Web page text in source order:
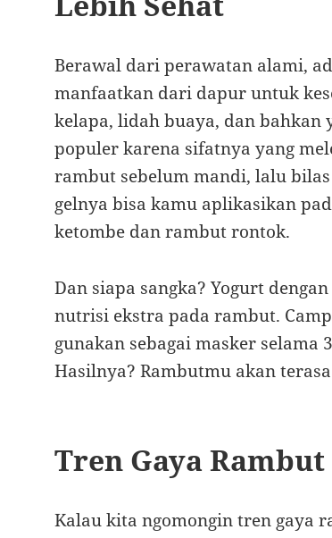
Berawal dari perawatan alami,
manfaatkan dari dapur untuk
kelapa, lidah buaya, dan bahkan
populer karena sifatnya yang
rambut sebelum mandi, lalu
gelnya bisa kamu aplikasikan
ketombe dan rambut rontok.
Dan siapa sangka? Yogurt
nutrisi ekstra pada rambut.
gunakan sebagai masker selama
Hasilnya? Rambutmu akan
Tren Gaya
Kalau kita ngomongin tren gaya